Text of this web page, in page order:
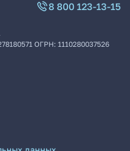
8 800 123-13-15
ОГРН: 1110280037526